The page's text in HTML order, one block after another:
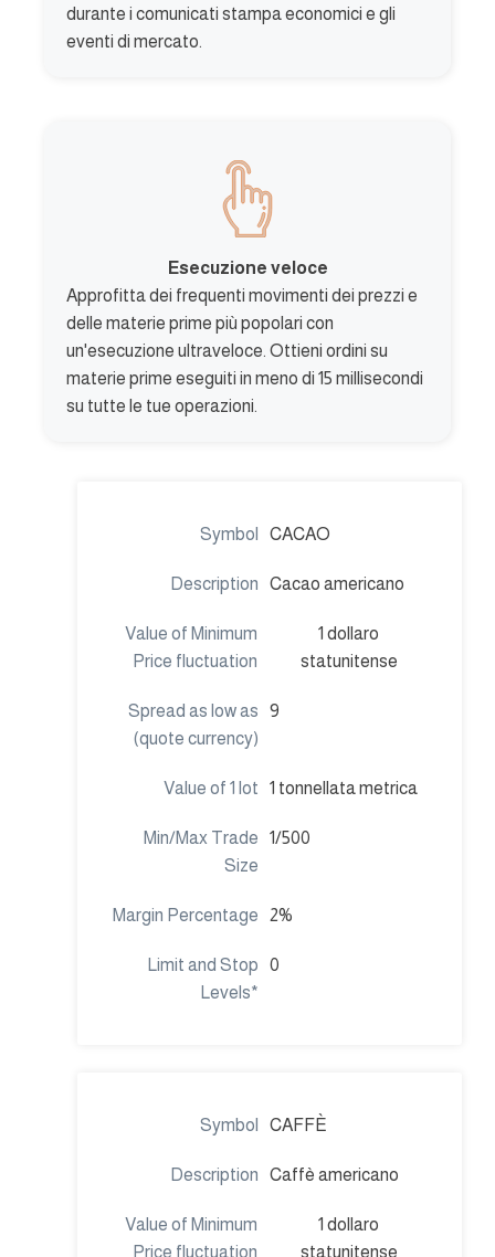
durante i comunicati stampa economici e gli
eventi di mercato.
Esecuzione veloce
Approfitta dei frequenti movimenti dei prezzi e
delle materie prime più popolari con
un'esecuzione ultraveloce. Ottieni ordini su
materie prime eseguiti in meno di 15 millisecondi
su tutte le tue operazioni.
CACAO
Cacao americano
1 dollaro
statunitense
9
1 tonnellata metrica
1/500
2%
0
CAFFÈ
Caffè americano
1 dollaro
statunitense